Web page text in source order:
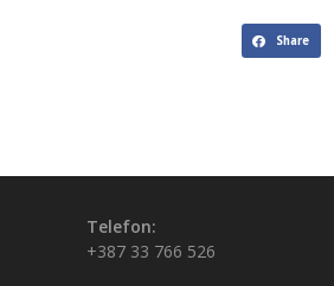
Share
Telefon:
+387 33 766 526